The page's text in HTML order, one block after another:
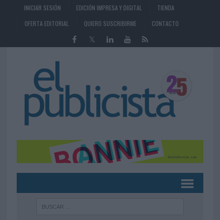
INICIAR SESIÓN EDICIÓN IMPRESA Y DIGITAL
TIENDA
OFERTA EDITORIAL
QUIERO SUSCRIBIRME CONTACTO